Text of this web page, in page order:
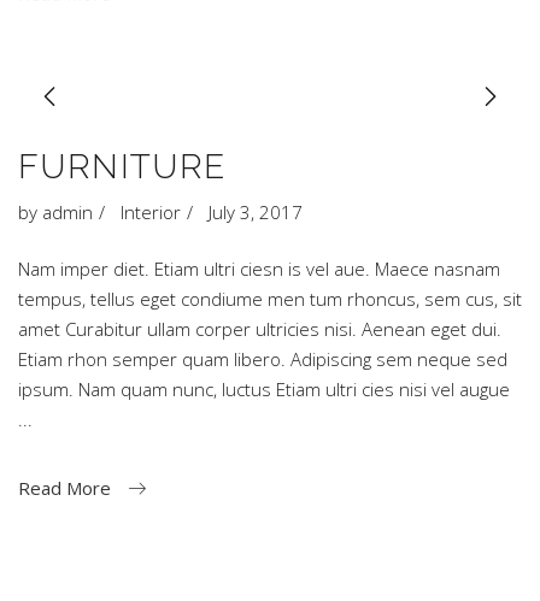
FURNITURE
by admin Interior July 3, 2017
Nam imper diet. Etiam ultri ciesn is vel aue. Maece nasnam
tempus, tellus eget condiume men tum rhoncus, sem cus, sit
amet Curabitur ullam corper ultricies nisi. Aenean eget dui.
Etiam rhon semper quam libero. Adipiscing sem neque sed
ipsum. Nam quam nunc, luctus Etiam ultri cies nisi vel augue
Read More